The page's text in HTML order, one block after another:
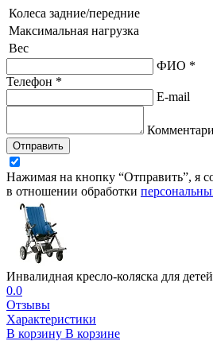
Колеса задние/передние
Максимальная нагрузка
Вес
ФИО *
Телефон *
E-mail
Отправить
Нажимая на кнопку “Отправить”, я
в отношении обработки
Инвалидная кресло-коляска для
0.0
Отзывы
Характеристики
В корзину В корзине